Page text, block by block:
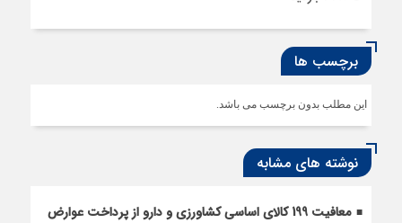
برچسب ها
این مطلب بدون برچسب می باشد.
نوشته های مشابه
معافیت 199 کالای اساسی کشاورزی و دارو از پرداخت عوارض